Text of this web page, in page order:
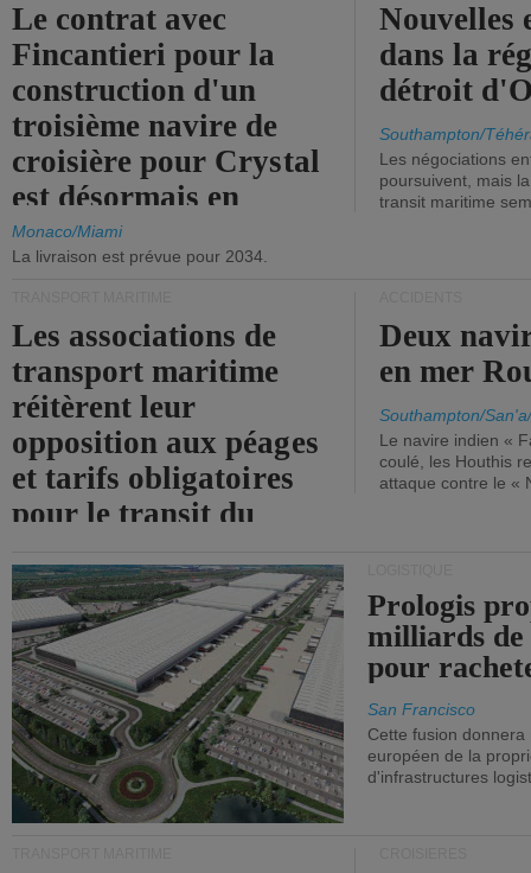
Le contrat avec
Fincantieri pour la
construction d'un
troisième navire de
croisière pour Crystal
est désormais en
vigueur.
Monaco/Miami
La livraison est prévue pour 2034.
Nouvelles
dans la
détroit
Southampton/
Les négociations
poursuivent, mais
transit maritime
Les associations de
transport maritime
réitèrent leur
opposition aux péages
et tarifs obligatoires
pour le transit du
Deux
en mer
Southampton/
Le navire indien «
coulé, les Houthis
attaque contre le «
Prologis
milliards
pour
San Francisco
Cette fusion
européen de la
d'infrastructures